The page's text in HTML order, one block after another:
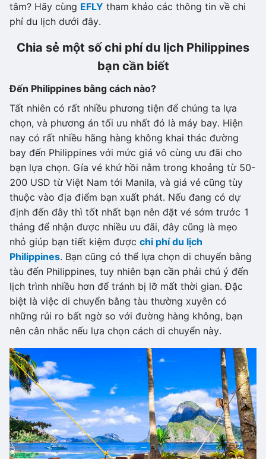
tâm? Hãy cùng EFLY tham khảo các thông tin về chi
phí du lịch dưới đây.
Chia sẻ một số chi phí du lịch Philippines
bạn cần biết
Đến Philippines bằng cách nào?
Tất nhiên có rất nhiều phương tiện để chúng ta lựa
chọn, và phương án tối ưu nhất đó là máy bay. Hiện
nay có rất nhiều hãng hàng không khai thác đường
bay đến Philippines với mức giá vô cùng ưu đãi cho
bạn lựa chọn. Gía vé khứ hồi nằm trong khoảng từ 50-
200 USD từ Việt Nam tới Manila, và giá vé cũng tùy
thuộc vào địa điểm bạn xuất phát. Nếu đang có dự
định đến đây thì tốt nhất bạn nên đặt vé sớm trước 1
tháng để nhận được nhiều ưu đãi, đây cũng là mẹo
nhỏ giúp bạn tiết kiệm được chi phí du lịch
Philippines. Bạn cũng có thể lựa chọn di chuyển bằng
tàu đến Philippines, tuy nhiên bạn cần phải chú ý đến
lịch trình nhiều hơn để tránh bị lỡ mất thời gian. Đặc
biệt là việc di chuyển bằng tàu thường xuyên có
những rủi ro bất ngờ so với đường hàng không, bạn
nên cân nhắc nếu lựa chọn cách di chuyển này.